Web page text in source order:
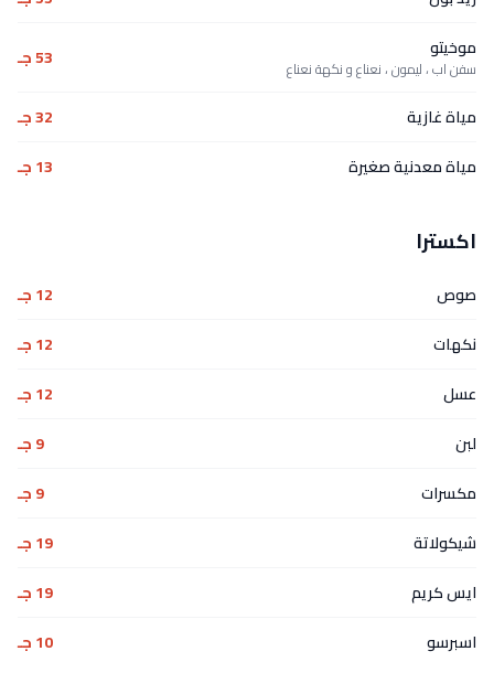
موخيتو
سفن اب ، ليمون ، نعناع و نكهة نعناع 53 جـ
مياة غازية
32 جـ
مياة معدنية صغيرة
13 جـ
اكسترا
صوص
12 جـ
نكهات
12 جـ
عسل
12 جـ
لبن
9 جـ
مكسرات
9 جـ
شيكولاتة
19 جـ
ايس كريم
19 جـ
اسبرسو
10 جـ